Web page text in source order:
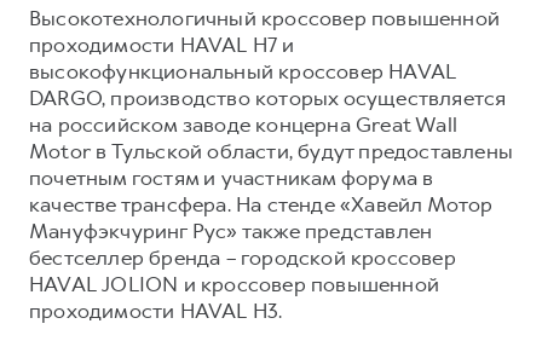
HAVAL Лизинг
АКСЕССУАРЫ HAVAL
Автомобильные аксессуары
Коллекция CITY
Коллекция Базовая
Коллекция Детская
АКСЕССУАРЫ HAVAL
Автомобильные аксессуары
Коллекция CITY
Коллекция Базовая
Коллекция Детская
Высокотехнологичный кроссовер повышенной
проходимости HAVAL H7 и
высокофункциональный кроссовер HAVAL
DARGO, производство которых осуществляется
на российском заводе концерна Great Wall
Motor в Тульской области, будут предоставлены
почетным гостям и участникам форума в
качестве трансфера. На стенде «Хавейл Мотор
Мануфэкчуринг Рус» также представлен
бестселлер бренда – городской кроссовер
HAVAL JOLION и кроссовер повышенной
проходимости HAVAL H3.